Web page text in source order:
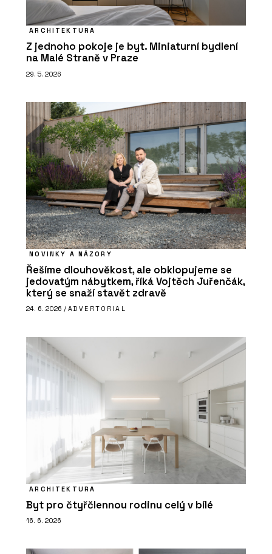
ARCHITEKTURA
Z jednoho pokoje je byt. Miniaturní bydlení
na Malé Straně v Praze
29. 5. 2026
NOVINKY A NÁZORY
Řešíme dlouhověkost, ale obklopujeme se
jedovatým nábytkem, říká Vojtěch Juřenčák,
který se snaží stavět zdravě
24. 6. 2026 / ADVERTORIAL
ARCHITEKTURA
Byt pro čtyřčlennou rodinu celý v bílé
16. 6. 2026